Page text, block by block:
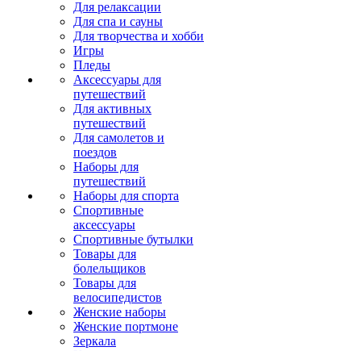
Для релаксации
Для спа и сауны
Для творчества и хобби
Игры
Пледы
Аксессуары для
путешествий
Для активных
путешествий
Для самолетов и
поездов
Наборы для
путешествий
Наборы для спорта
Спортивные
аксессуары
Спортивные бутылки
Товары для
болельщиков
Товары для
велосипедистов
Женские наборы
Женские портмоне
Зеркала